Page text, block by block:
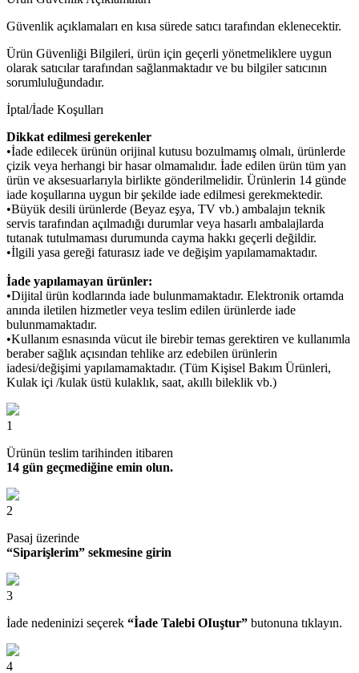
Güvenlik açıklamaları en kısa sürede satıcı tarafından eklenecektir.
Ürün Güvenliği Bilgileri, ürün için geçerli yönetmeliklere uygun
olarak satıcılar tarafından sağlanmaktadır ve bu bilgiler satıcının
sorumluluğundadır.
İptal/İade Koşulları
Dikkat edilmesi gerekenler
•İade edilecek ürünün orijinal kutusu bozulmamış olmalı, ürünlerde
çizik veya herhangi bir hasar olmamalıdır. İade edilen ürün tüm yan
ürün ve aksesuarlarıyla birlikte gönderilmelidir. Ürünlerin 14 günde
iade koşullarına uygun bir şekilde iade edilmesi gerekmektedir.
•Büyük desili ürünlerde (Beyaz eşya, TV vb.) ambalajın teknik
servis tarafından açılmadığı durumlar veya hasarlı ambalajlarda
tutanak tutulmaması durumunda cayma hakkı geçerli değildir.
•İlgili yasa gereği faturasız iade ve değişim yapılamamaktadır.
İade yapılamayan ürünler:
•Dijital ürün kodlarında iade bulunmamaktadır. Elektronik ortamda
anında iletilen hizmetler veya teslim edilen ürünlerde iade
bulunmamaktadır.
•Kullanım esnasında vücut ile birebir temas gerektiren ve kullanımla
beraber sağlık açısından tehlike arz edebilen ürünlerin
iadesi/değişimi yapılamamaktadır. (Tüm Kişisel Bakım Ürünleri,
Kulak içi /kulak üstü kulaklık, saat, akıllı bileklik vb.)
1
Ürünün teslim tarihinden itibaren
14 gün geçmediğine emin olun.
2
Pasaj üzerinde
“Siparişlerim” sekmesine girin
3
İade nedeninizi seçerek “İade Talebi OIuştur” butonuna tıklayın.
4